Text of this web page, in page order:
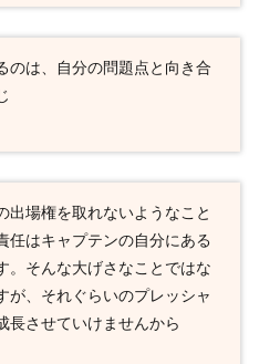
のは、自分の問題点と向き合
出場権を取れないようなこと
任はキャプテンの自分にある
。そんな大げさなことではな
が、それぐらいのプレッシャ
長させていけませんから